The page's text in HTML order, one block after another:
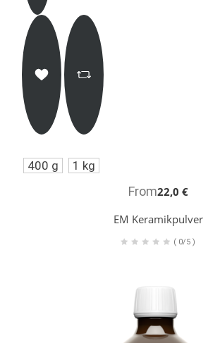
EM Keramikpulver
From22,0 €
( 0/5 )
400 g 1 kg